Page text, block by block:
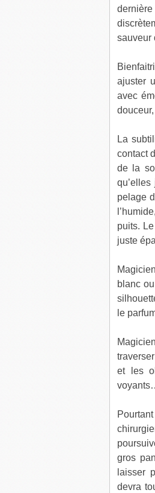
sauveur
ajuster
avec
La
contact
de la
pelage
puits.
juste
blanc
le
et les
gros
laisser
devra